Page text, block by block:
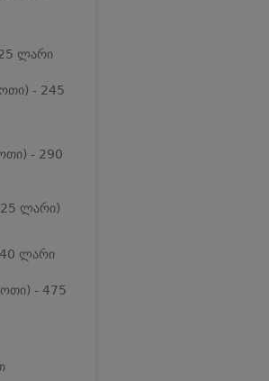
ლარი
- 245
- 290
25 ლარი)
ლარი
- 475